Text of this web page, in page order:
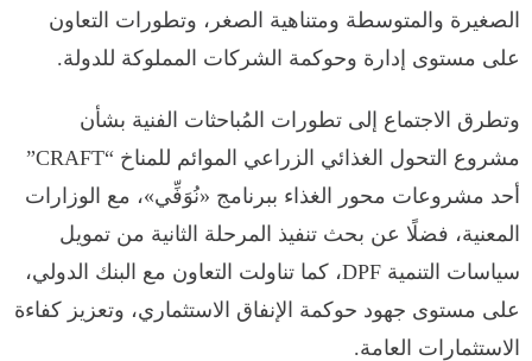
الصغيرة والمتوسطة ومتناهية الصغر، وتطورات التعاون
على مستوى إدارة وحوكمة الشركات المملوكة للدولة.
وتطرق الاجتماع إلى تطورات المُباحثات الفنية بشأن
مشروع التحول الغذائي الزراعي الموائم للمناخ “CRAFT”
أحد مشروعات محور الغذاء ببرنامج «نُوَفِّي»، مع الوزارات
المعنية، فضلًا عن بحث تنفيذ المرحلة الثانية من تمويل
سياسات التنمية DPF، كما تناولت التعاون مع البنك الدولي،
على مستوى جهود حوكمة الإنفاق الاستثماري، وتعزيز كفاءة
الاستثمارات العامة.